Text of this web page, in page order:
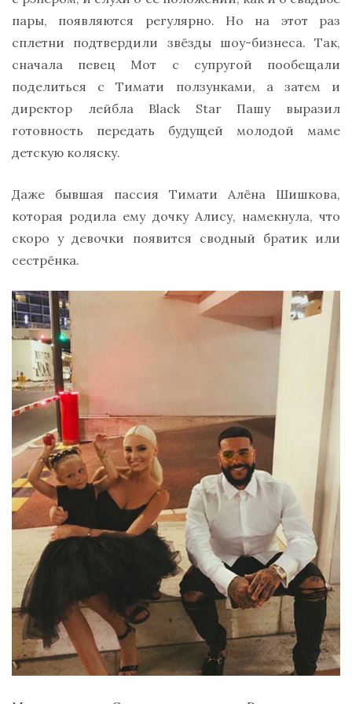
пары, появляются регулярно. Но на этот раз
сплетни подтвердили звёзды шоу-бизнеса. Так,
сначала певец Мот с супругой пообещали
поделиться с Тимати ползунками, а затем и
директор лейбла Black Star Пашу выразил
готовность передать будущей молодой маме
детскую коляску.
Даже бывшая пассия Тимати Алёна Шишкова,
которая родила ему дочку Алису, намекнула, что
скоро у девочки появится сводный братик или
сестрёнка.